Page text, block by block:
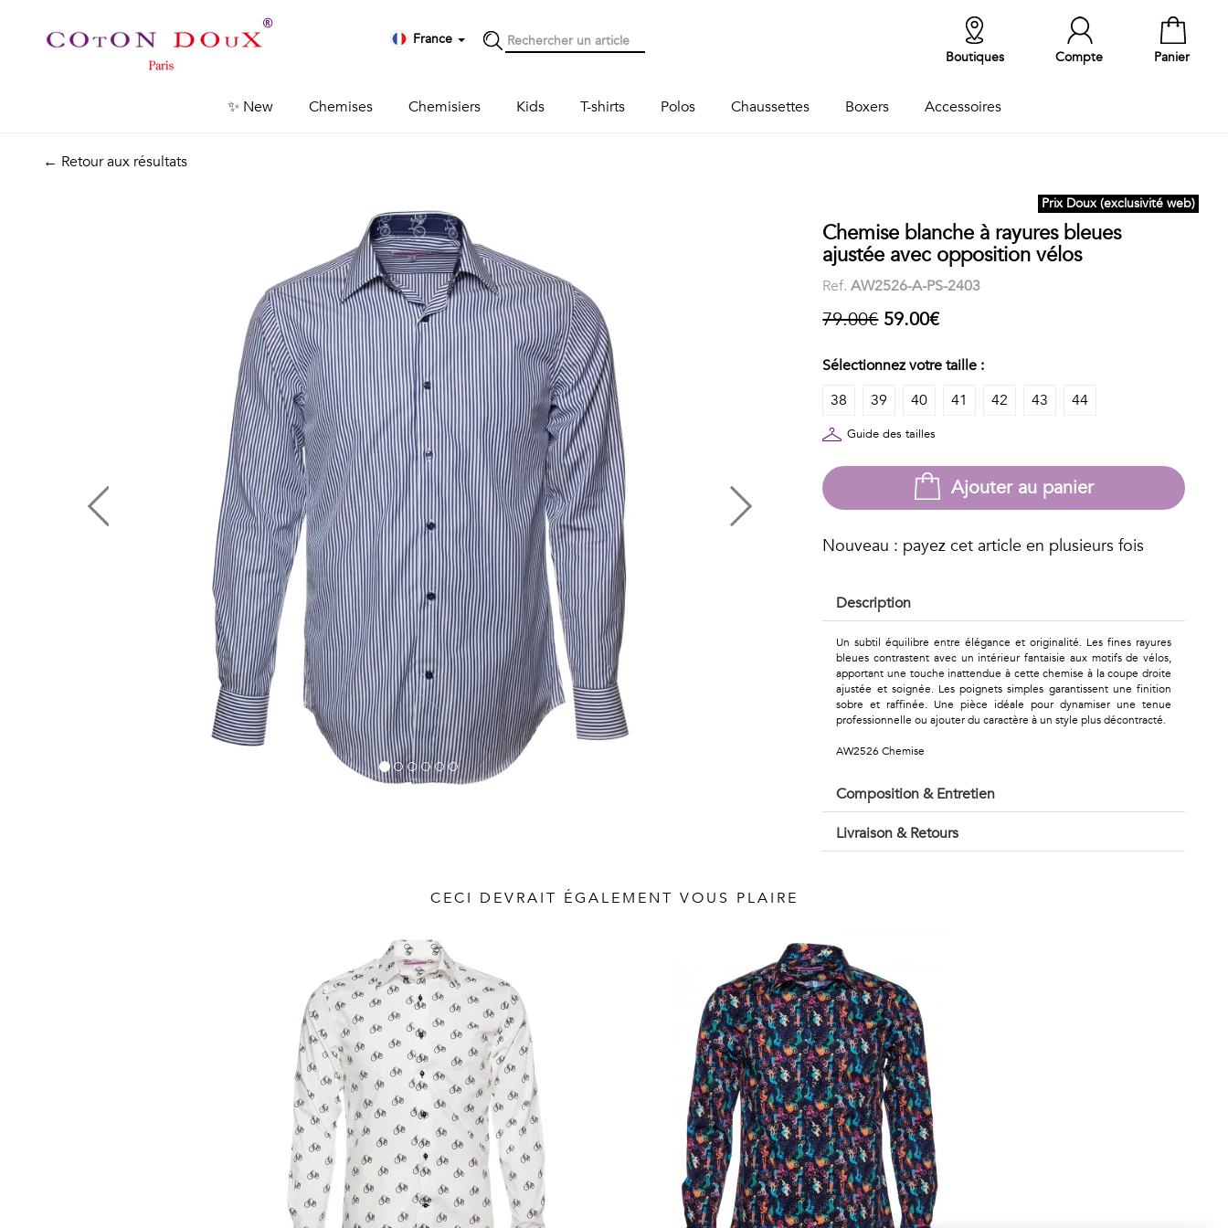
France
Panier
Compte
Boutiques
✨ New Chemises Chemisiers Kids T-shirts Polos Chaussettes Boxers Accessoires
← Retour aux résultats
Prix Doux (exclusivité web)
Chemise blanche à rayures bleues
ajustée avec opposition vélos
Ref.AW2526-A-PS-2403
79.00€ 59.00€
Sélectionnez votre taille :
38
39 40 41 42 43 44
Guide des tailles
Ajouter au panier
Nouveau : payez cet article en plusieurs fois
Description
Un subtil équilibre entre élégance et originalité. Les fines rayures
bleues contrastent avec un intérieur fantaisie aux motifs de vélos,
apportant une touche inattendue à cette chemise à la coupe droite
ajustée et soignée. Les poignets simples garantissent une finition
sobre et raffinée. Une pièce idéale pour dynamiser une tenue
professionnelle ou ajouter du caractère à un style plus décontracté.
AW2526 Chemise
Composition & Entretien
Livraison & Retours
CECI DEVRAIT ÉGALEMENT VOUS PLAIRE